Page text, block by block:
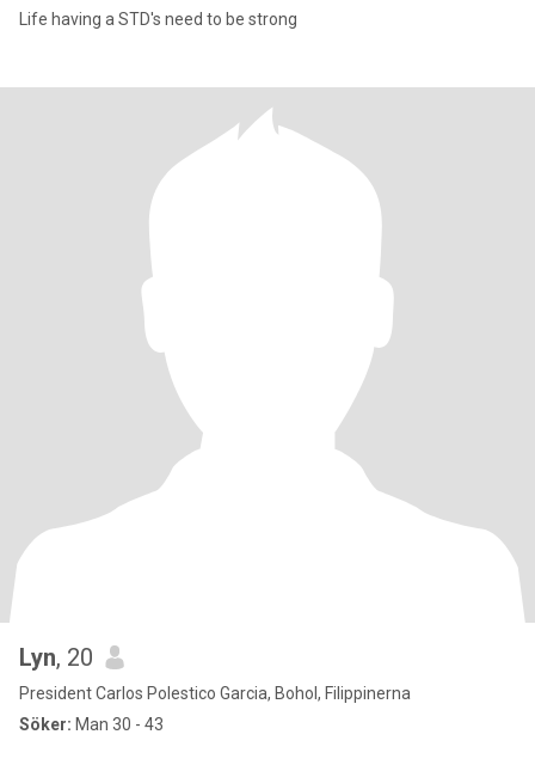
Life having a STD's need to be strong
Lyn, 20
President Carlos Polestico Garcia, Bohol, Filippinerna
Söker: Man 30 - 43